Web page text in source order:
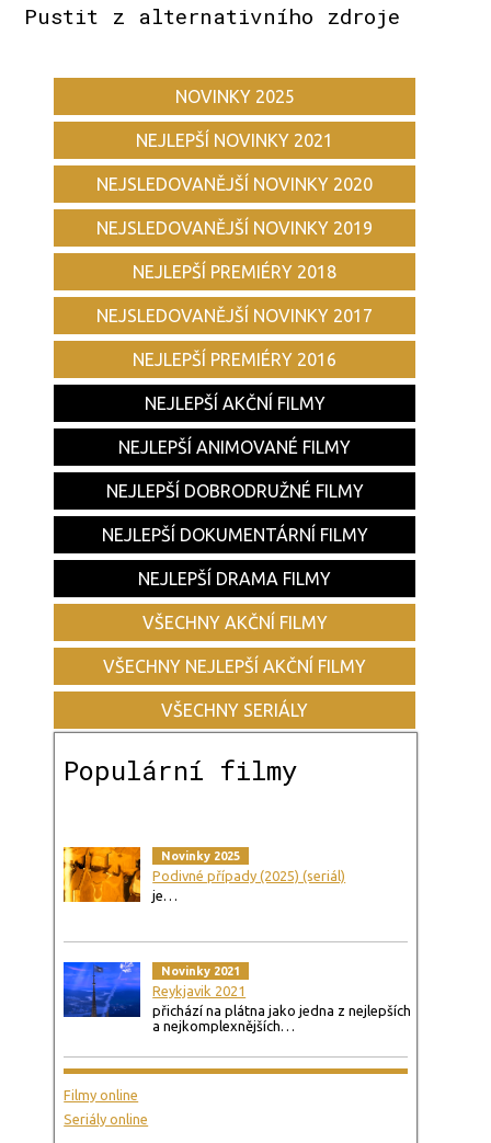
Pustit z alternativního zdroje
NOVINKY 2025
NEJLEPŠÍ NOVINKY 2021
NEJSLEDOVANĚJŠÍ NOVINKY 2020
NEJSLEDOVANĚJŠÍ NOVINKY 2019
NEJLEPŠÍ PREMIÉRY 2018
NEJSLEDOVANĚJŠÍ NOVINKY 2017
NEJLEPŠÍ PREMIÉRY 2016
NEJLEPŠÍ AKČNÍ FILMY
NEJLEPŠÍ ANIMOVANÉ FILMY
NEJLEPŠÍ DOBRODRUŽNÉ FILMY
NEJLEPŠÍ DOKUMENTÁRNÍ FILMY
NEJLEPŠÍ DRAMA FILMY
VŠECHNY AKČNÍ FILMY
VŠECHNY NEJLEPŠÍ AKČNÍ FILMY
VŠECHNY SERIÁLY
Populární filmy
Novinky 2025
Podivné případy (2025) (seriál)
je…
Novinky 2021
Reykjavik 2021
přichází na plátna jako jedna z nejlepších
a nejkomplexnějších…
Filmy online
Seriály online